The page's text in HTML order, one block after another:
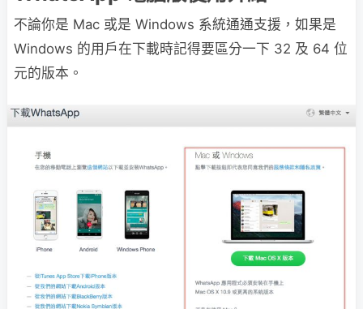
不論你是 Mac 或是 Windows 系統通通支援，如果是
Windows 的用戶在下載時記得要區分一下 32 及 64 位
元的版本。